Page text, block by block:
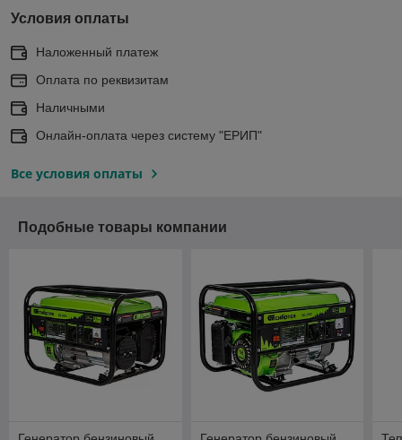
Условия оплаты
Наложенный платеж
Оплата по реквизитам
Наличными
Онлайн-оплата через систему "ЕРИП"
Все условия оплаты
Подобные товары компании